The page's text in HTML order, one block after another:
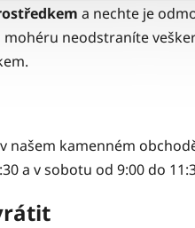
a nechte je
neodstraníte
našem kamenném
a v sobotu od 9:00 do